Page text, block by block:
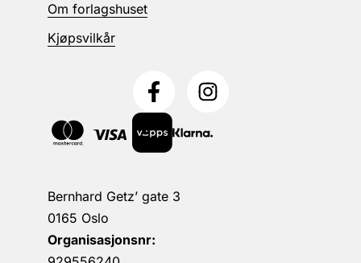
Bernhard Getz’ gate 3
0165 Oslo
Organisasjonsnr:
Om forlagshuset
Kjøpsvilkår